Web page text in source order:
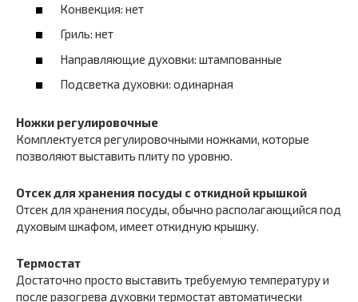
Конвекция: нет
Гриль: нет
Направляющие духовки: штампованные
Подсветка духовки: одинарная
Ножки регулировочные
Комплектуется регулировочными ножками, которые
позволяют выставить плиту по уровню.
Отсек для хранения посуды с откидной крышкой
Отсек для хранения посуды, обычно располагающийся под
духовым шкафом, имеет откидную крышку.
Термостат
Достаточно просто выставить требуемую температуру и
после разогрева духовки термостат автоматически